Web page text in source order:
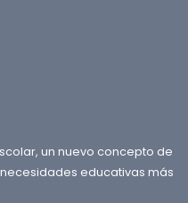
un nuevo concepto de
educativas más